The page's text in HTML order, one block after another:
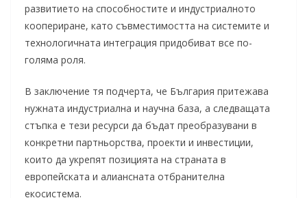
развитието на способностите и индустриалното
коопериране, като съвместимостта на системите и
технологичната интеграция придобиват все по-
голяма роля.
В заключение тя подчерта, че България притежава
нужната индустриална и научна база, а следващата
стъпка е тези ресурси да бъдат преобразувани в
конкретни партньорства, проекти и инвестиции,
които да укрепят позицията на страната в
европейската и алиансната отбранителна
екосистема.